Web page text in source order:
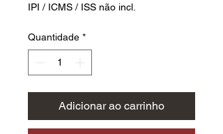
IPI / ICMS / ISS não incl.
Quantidade *
Adicionar ao carrinho